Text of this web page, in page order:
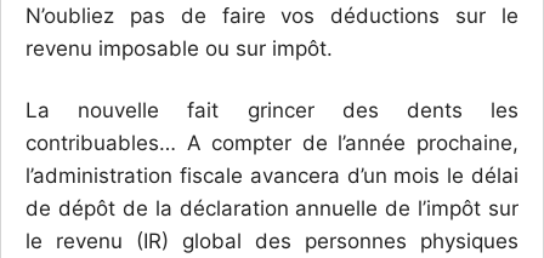
N’oubliez pas de faire vos déductions sur le
revenu imposable ou sur impôt.
La nouvelle fait grincer des dents les
contribuables… A compter de l’année prochaine,
l’administration fiscale avancera d’un mois le délai
de dépôt de la déclaration annuelle de l’impôt sur
le revenu (IR) global des personnes physiques